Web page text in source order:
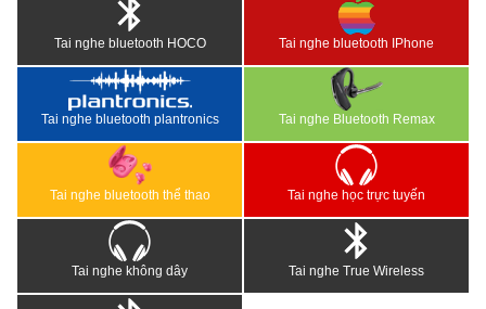
Tai nghe bluetooth HOCO Tai nghe bluetooth IPhone
Tai nghe bluetooth plantronics Tai nghe Bluetooth Remax
Tai nghe bluetooth thể thao Tai nghe học trực tuyến
Tai nghe không dây Tai nghe True Wireless